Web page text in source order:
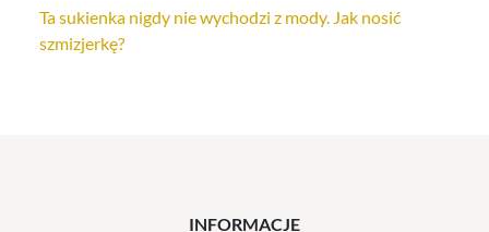
Ta sukienka nigdy nie wychodzi z mody. Jak nosić
szmizjerkę?
INFORMACJE